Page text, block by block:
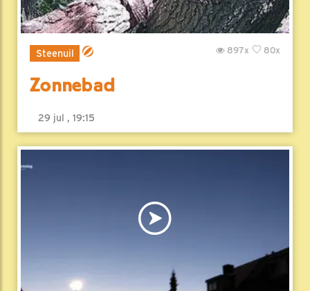
Steenuil 80x
897x
Zonnebad
29 jul , 19:15